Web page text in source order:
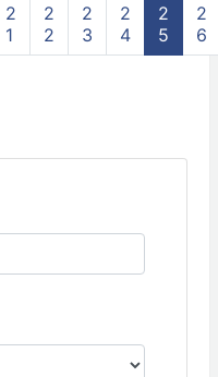
2
1
2
2
2
3
2
4
2
5
2
6